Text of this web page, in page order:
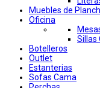
Muebles de
Oficina
Sillas
Botelleros
Outlet
Estanterias
Sofas Cama